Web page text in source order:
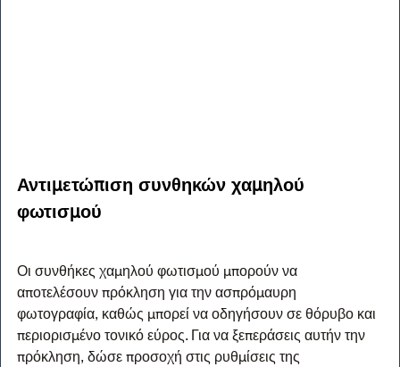
Αντιμετώπιση συνθηκών χαμηλού
φωτισμού
Οι συνθήκες χαμηλού φωτισμού μπορούν να
αποτελέσουν πρόκληση για την ασπρόμαυρη
φωτογραφία, καθώς μπορεί να οδηγήσουν σε θόρυβο και
περιορισμένο τονικό εύρος. Για να ξεπεράσεις αυτήν την
πρόκληση, δώσε προσοχή στις ρυθμίσεις της